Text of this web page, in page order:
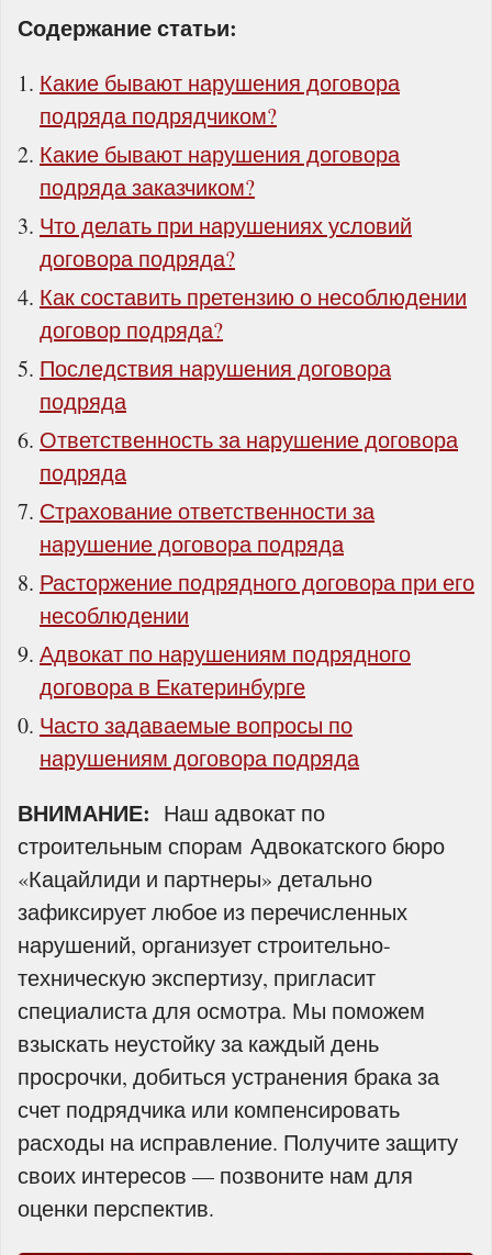
Содержание статьи:
Какие бывают нарушения договора
подряда подрядчиком?
Какие бывают нарушения договора
подряда заказчиком?
Что делать при нарушениях условий
договора подряда?
Как составить претензию о несоблюдении
договор подряда?
Последствия нарушения договора
подряда
Ответственность за нарушение договора
подряда
Страхование ответственности за
нарушение договора подряда
Расторжение подрядного договора при его
несоблюдении
Адвокат по нарушениям подрядного
договора в Екатеринбурге
Часто задаваемые вопросы по
нарушениям договора подряда
ВНИМАНИЕ: Наш адвокат по
строительным спорам Адвокатского бюро
«Кацайлиди и партнеры» детально
зафиксирует любое из перечисленных
нарушений, организует строительно-
техническую экспертизу, пригласит
специалиста для осмотра. Мы поможем
взыскать неустойку за каждый день
просрочки, добиться устранения брака за
счет подрядчика или компенсировать
расходы на исправление. Получите защиту
своих интересов — позвоните нам для
оценки перспектив.